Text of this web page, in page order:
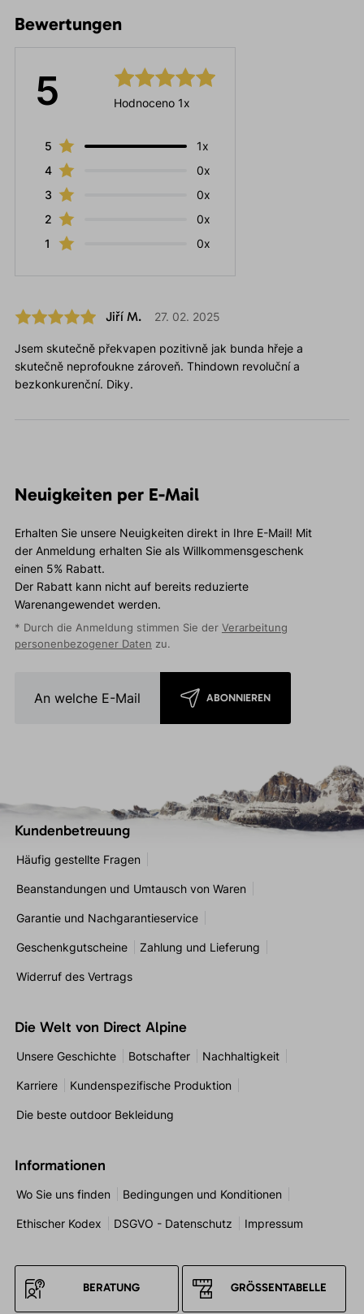
Bewertungen
5 Hodnoceno 1x
5
1x
4
0x
3
0x
2
0x
1
0x
Jiří M. 27. 02. 2025
Jsem skutečně překvapen pozitivně jak bunda hřeje a
skutečně neprofoukne zároveň. Thindown revoluční a
bezkonkurenční. Diky.
Neuigkeiten per E-Mail
Erhalten Sie unsere Neuigkeiten direkt in Ihre E-Mail! Mit
der Anmeldung erhalten Sie als Willkommensgeschenk
einen 5% Rabatt.
Der Rabatt kann nicht auf bereits reduzierte
Warenangewendet werden.
* Durch die Anmeldung stimmen Sie der Verarbeitung
personenbezogener Daten zu.
ABONNIEREN
Kundenbetreuung
Häufig gestellte Fragen
Beanstandungen und Umtausch von Waren
Garantie und Nachgarantieservice
Geschenkgutscheine Zahlung und Lieferung
Widerruf des Vertrags
Die Welt von Direct Alpine
Unsere Geschichte Botschafter Nachhaltigkeit
Karriere Kundenspezifische Produktion
Die beste outdoor Bekleidung
Informationen
Wo Sie uns finden Bedingungen und Konditionen
Ethischer Kodex DSGVO - Datenschutz Impressum
BERATUNG GRÖSSENTABELLE